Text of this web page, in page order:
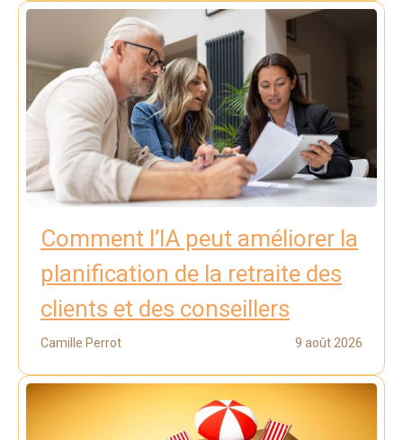
Comment l’IA peut améliorer la
planification de la retraite des
clients et des conseillers
Camille Perrot 9 août 2026